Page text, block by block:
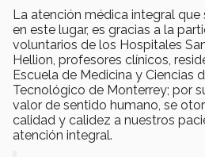
La atención médica integral que
en este lugar, es gracias a la
voluntarios de los Hospitales
Hellion, profesores clínicos,
Escuela de Medicina y Ciencias
Tecnológico de Monterrey; por
valor de sentido humano, se
calidad y calidez a nuestros
atención integral.